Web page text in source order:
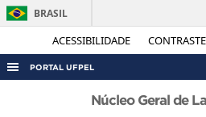
ACESSIBILIDADE CONTRASTE
BRASIL
PORTAL UFPEL
ACESSO À INFORMAÇÃONúcleo Geral de